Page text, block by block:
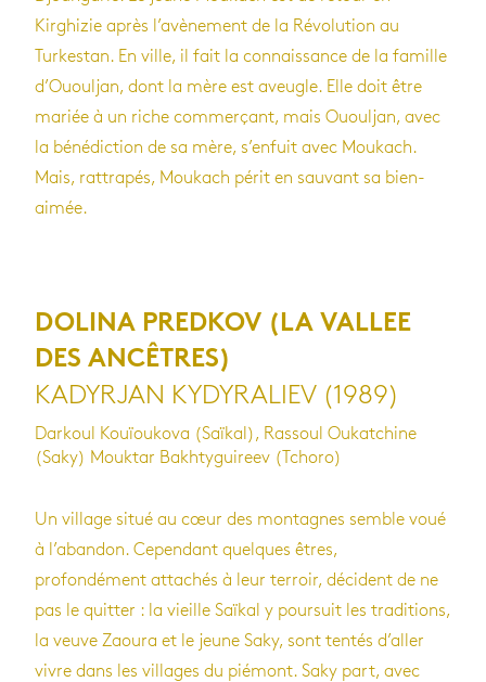
Kirghizie après l’avènement de la Révolution au
Turkestan. En ville, il fait la connaissance de la famille
d’Ououljan, dont la mère est aveugle. Elle doit être
mariée à un riche commerçant, mais Ououljan, avec
la bénédiction de sa mère, s’enfuit avec Moukach.
Mais, rattrapés, Moukach périt en sauvant sa bien-
aimée.
DOLINA PREDKOV (LA VALLEE
DES ANCÊTRES)
KADYRJAN KYDYRALIEV (1989)
Darkoul Kouïoukova (Saïkal), Rassoul Oukatchine
(Saky) Mouktar Bakhtyguireev (Tchoro)
Un village situé au cœur des montagnes semble voué
à l’abandon. Cependant quelques êtres,
profondément attachés à leur terroir, décident de ne
pas le quitter : la vieille Saïkal y poursuit les traditions,
la veuve Zaoura et le jeune Saky, sont tentés d’aller
vivre dans les villages du piémont. Saky part, avec